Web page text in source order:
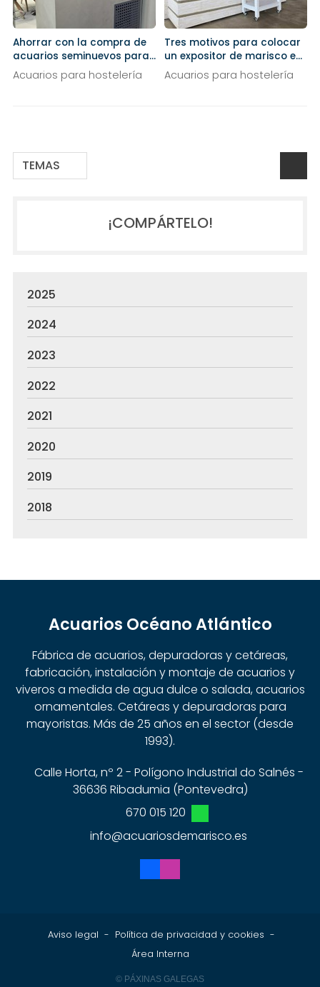
TEMAS
Ahorrar con la compra de
acuarios seminuevos para
tu restaurante
Acuarios para hostelería
Tres motivos para colocar
un expositor de marisco en
tu negocio
Acuarios para hostelería
¡COMPÁRTELO!
2025
2024
2023
2022
2021
2020
2019
2018
Acuarios Océano Atlántico
Fábrica de acuarios, depuradoras y cetáreas,
fabricación, instalación y montaje de acuarios y
viveros a medida de agua dulce o salada, acuarios
ornamentales. Cetáreas y depuradoras para
mayoristas. Más de 25 años en el sector (desde
1993).
Calle Horta, nº 2 - Polígono Industrial do Salnés -
36636 Ribadumia (Pontevedra)
670 015 120
info@acuariosdemarisco.es
Aviso legal - Política de privacidad y cookies -
Área Interna
© PÁXINAS GALEGAS